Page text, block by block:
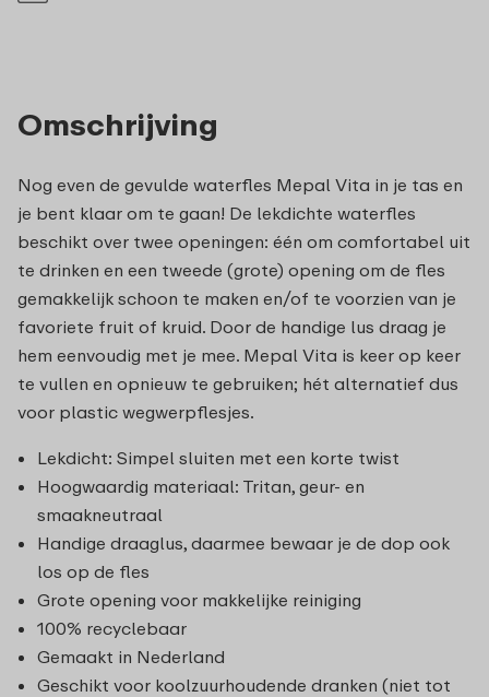
Omschrijving
Nog even de gevulde waterfles Mepal Vita in je tas en
je bent klaar om te gaan! De lekdichte waterfles
beschikt over twee openingen: één om comfortabel uit
te drinken en een tweede (grote) opening om de fles
gemakkelijk schoon te maken en/of te voorzien van je
favoriete fruit of kruid. Door de handige lus draag je
hem eenvoudig met je mee. Mepal Vita is keer op keer
te vullen en opnieuw te gebruiken; hét alternatief dus
voor plastic wegwerpflesjes.
Lekdicht: Simpel sluiten met een korte twist
Hoogwaardig materiaal: Tritan, geur- en
smaakneutraal
Handige draaglus, daarmee bewaar je de dop ook
los op de fles
Grote opening voor makkelijke reiniging
100% recyclebaar
Gemaakt in Nederland
Geschikt voor koolzuurhoudende dranken (niet tot